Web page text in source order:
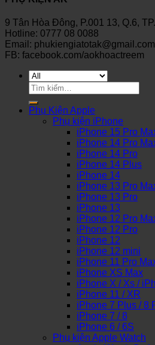
9 Tân Hòa Đông, P.001 13, Q.6,
Hotline: 0777 08 0088
Email: phukiengiatotak@gmail.com
FB: facebook.com/aokhoactreem
Tìm
kiếm:
Phụ Kiện Apple
Phụ kiện iPhone
iPhone 15 Pro
iPhone 14 Pro
iPhone 14 Pro
iPhone 14 Plus
iPhone 14
iPhone 13 Pro
iPhone 13 Pro
iPhone 13
iPhone 12 Pro
iPhone 12 Pro
iPhone 12
iPhone 12 mini
iPhone 11 Pro
iPhone XS Max
iPhone X / Xs /
iPhone 11 / XR
iPhone 7 Plus / 8
iPhone 7 / 8
iPhone 6 / 6S
Phụ kiện Apple Watch